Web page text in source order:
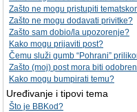
Zašto ne mogu pristupiti
Zašto ne mogu dodavati privitke?
Zašto sam dobio/la upozorenje?
Kako mogu prijaviti post?
Čemu služi gumb “Pohrani”
Zašto (moj) post mora biti
Kako mogu bumpirati temu?
Uređivanje i tipovi tema
Što je BBKod?